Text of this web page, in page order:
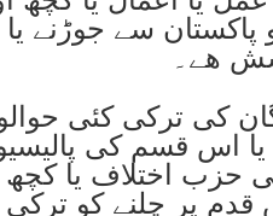
سے جوڑنے
ھے۔
کی ترکی کئی
اس قسم کی
حزب اختلاف یا
پر چلنے کو ترکی